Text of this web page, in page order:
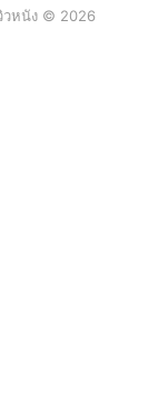
วหนัง © 2026